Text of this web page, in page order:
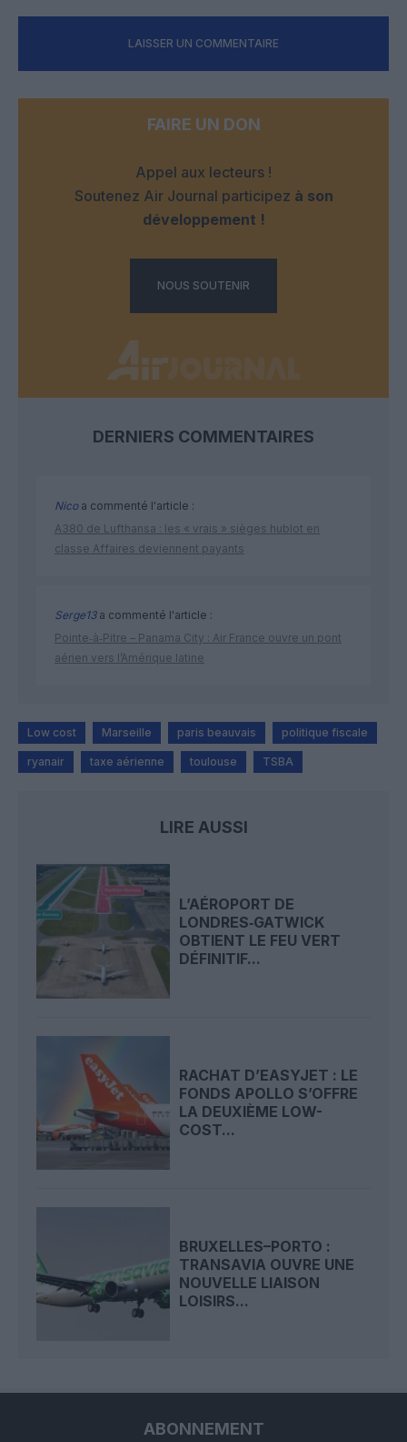
LAISSER UN COMMENTAIRE
FAIRE UN DON
Appel aux lecteurs !
Soutenez Air Journal participez à son
développement !
NOUS SOUTENIR
DERNIERS COMMENTAIRES
Nicoa commenté l'article :
A380 de Lufthansa : les « vrais » sièges hublot en
classe Affaires deviennent payants
Serge13a commenté l'article :
Pointe‑à‑Pitre – Panama City : Air France ouvre un pont
aérien vers l’Amérique latine
Low cost Marseille paris beauvais politique fiscale
ryanair taxe aérienne toulouse TSBA
LIRE AUSSI
L’AÉROPORT DE
LONDRES‑GATWICK
OBTIENT LE FEU VERT
DÉFINITIF...
RACHAT D’EASYJET : LE
FONDS APOLLO S’OFFRE
LA DEUXIÈME LOW-
COST...
BRUXELLES–PORTO :
TRANSAVIA OUVRE UNE
NOUVELLE LIAISON
LOISIRS...
ABONNEMENT